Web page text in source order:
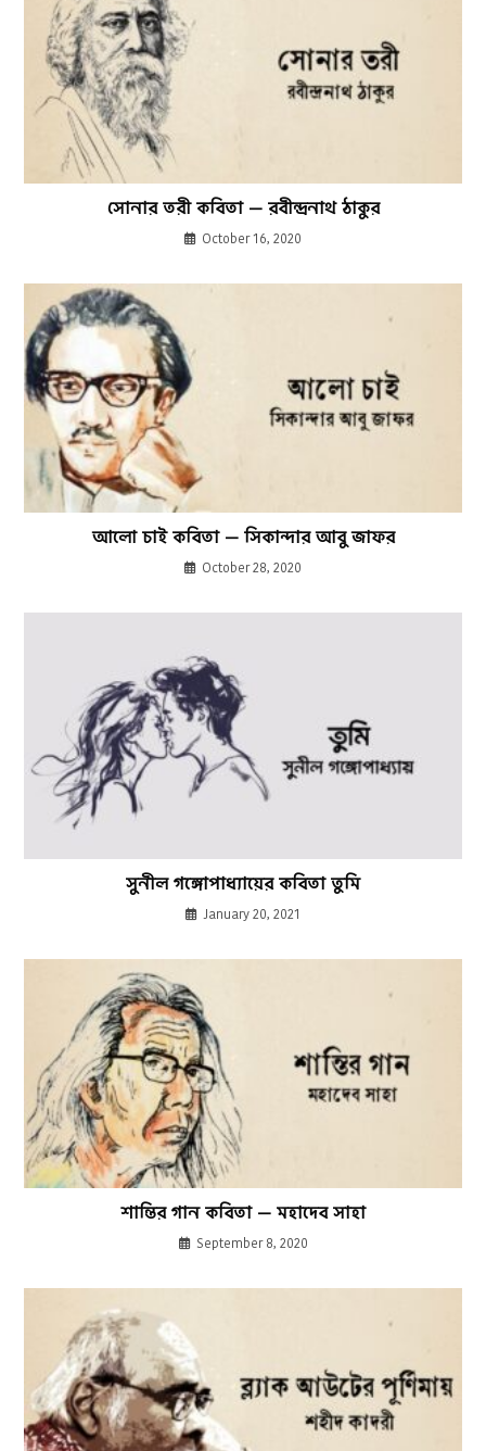
সোনার তরী কবিতা — রবীন্দ্রনাথ ঠাকুর
October 16, 2020
আলো চাই কবিতা — সিকান্দার আবু জাফর
October 28, 2020
সুনীল গঙ্গোপাধ্যায়ের কবিতা তুমি
January 20, 2021
শান্তির গান কবিতা — মহাদেব সাহা
September 8, 2020